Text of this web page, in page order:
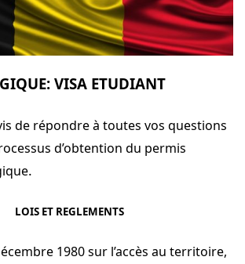
VISA ETUDIANT
de répondre à toutes vos questions
d’obtention du permis
.
LOIS ET REGLEMENTS
1980 sur l’accès au territoire,